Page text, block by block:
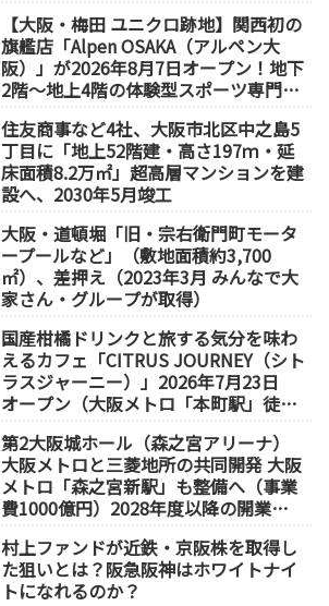
【大阪・梅田 ユニクロ跡地】関西初の
旗艦店「Alpen OSAKA（アルペン大
阪）」が2026年8月7日オープン！地下
2階～地上4階の体験型スポーツ専門店
住友商事など4社、大阪市北区中之島5
丁目に「地上52階建・高さ197ｍ・延
床面積8.2万㎡」超高層マンションを建
設へ、2030年5月竣工
大阪・道頓堀「旧・宗右衛門町モータ
ープールなど」（敷地面積約3,700
㎡）、差押え（2023年3月 みんなで大
家さん・グループが取得）
国産柑橘ドリンクと旅する気分を味わ
えるカフェ「CITRUS JOURNEY（シト
ラスジャーニー）」2026年7月23日
オープン（大阪メトロ「本町駅」徒歩
第2大阪城ホール（森之宮アリーナ）
大阪メトロと三菱地所の共同開発 大阪
メトロ「森之宮新駅」も整備へ（事業
費1000億円）2028年度以降の開業
村上ファンドが近鉄・京阪株を取得し
た狙いとは？阪急阪神はホワイトナイ
トになれるのか？